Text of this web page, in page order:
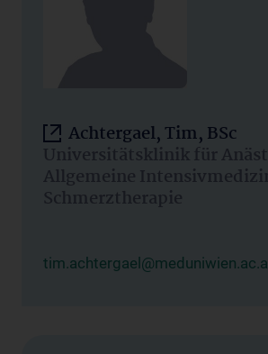
Achtergael, Tim, BSc
Universitätsklinik für
Allgemeine
Schmerztherapie